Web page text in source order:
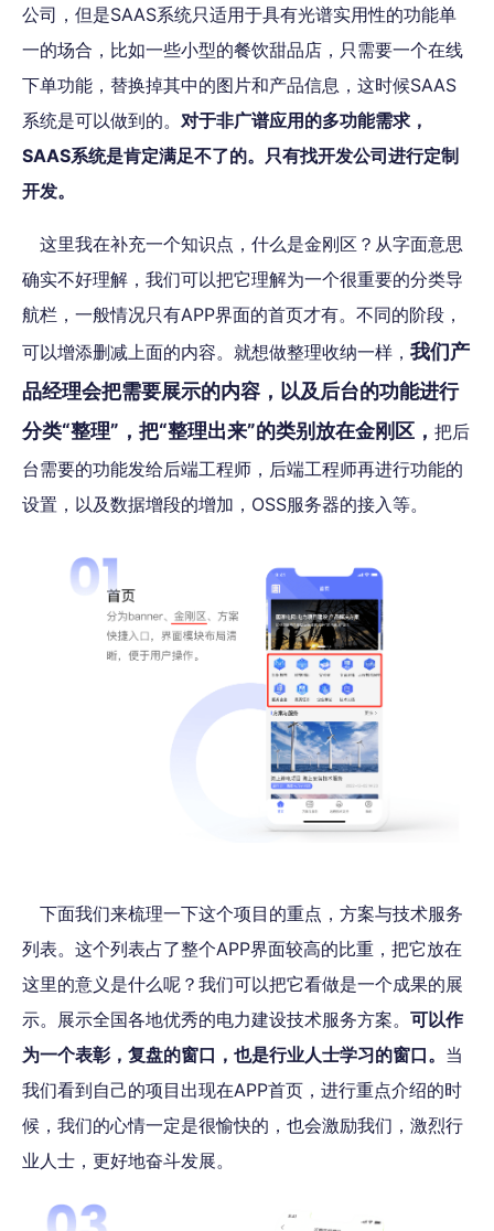
公司，但是SAAS系统只适用于具有光谱实用性的功能单
一的场合，比如一些小型的餐饮甜品店，只需要一个在线
下单功能，替换掉其中的图片和产品信息，这时候SAAS
系统是可以做到的。 对于非广谱应用的多功能需求，
SAAS系统是肯定满足不了的。只有找开发公司进行定制
开发。
这里我在补充一个知识点，什么是金刚区？从字面意思
确实不好理解，我们可以把它理解为一个很重要的分类导
航栏，一般情况只有APP界面的首页才有。不同的阶段，
可以增添删减上面的内容。就想做整理收纳一样， 我们产
品经理会把需要展示的内容，以及后台的功能进行
分类“整理”，把“整理出来”的类别放在金刚区， 把后
台需要的功能发给后端工程师，后端工程师再进行功能的
设置，以及数据增段的增加，OSS服务器的接入等。
下面我们来梳理一下这个项目的重点，方案与技术服务
列表。这个列表占了整个APP界面较高的比重，把它放在
这里的意义是什么呢？我们可以把它看做是一个成果的展
示。展示全国各地优秀的电力建设技术服务方案。 可以作
为一个表彰，复盘的窗口，也是行业人士学习的窗口。 当
我们看到自己的项目出现在APP首页，进行重点介绍的时
候，我们的心情一定是很愉快的，也会激励我们，激烈行
业人士，更好地奋斗发展。